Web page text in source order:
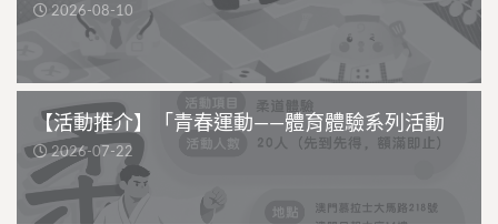
2026-08-10
【活動推介】「青春運動——體育體驗系列活動
2026-07-22